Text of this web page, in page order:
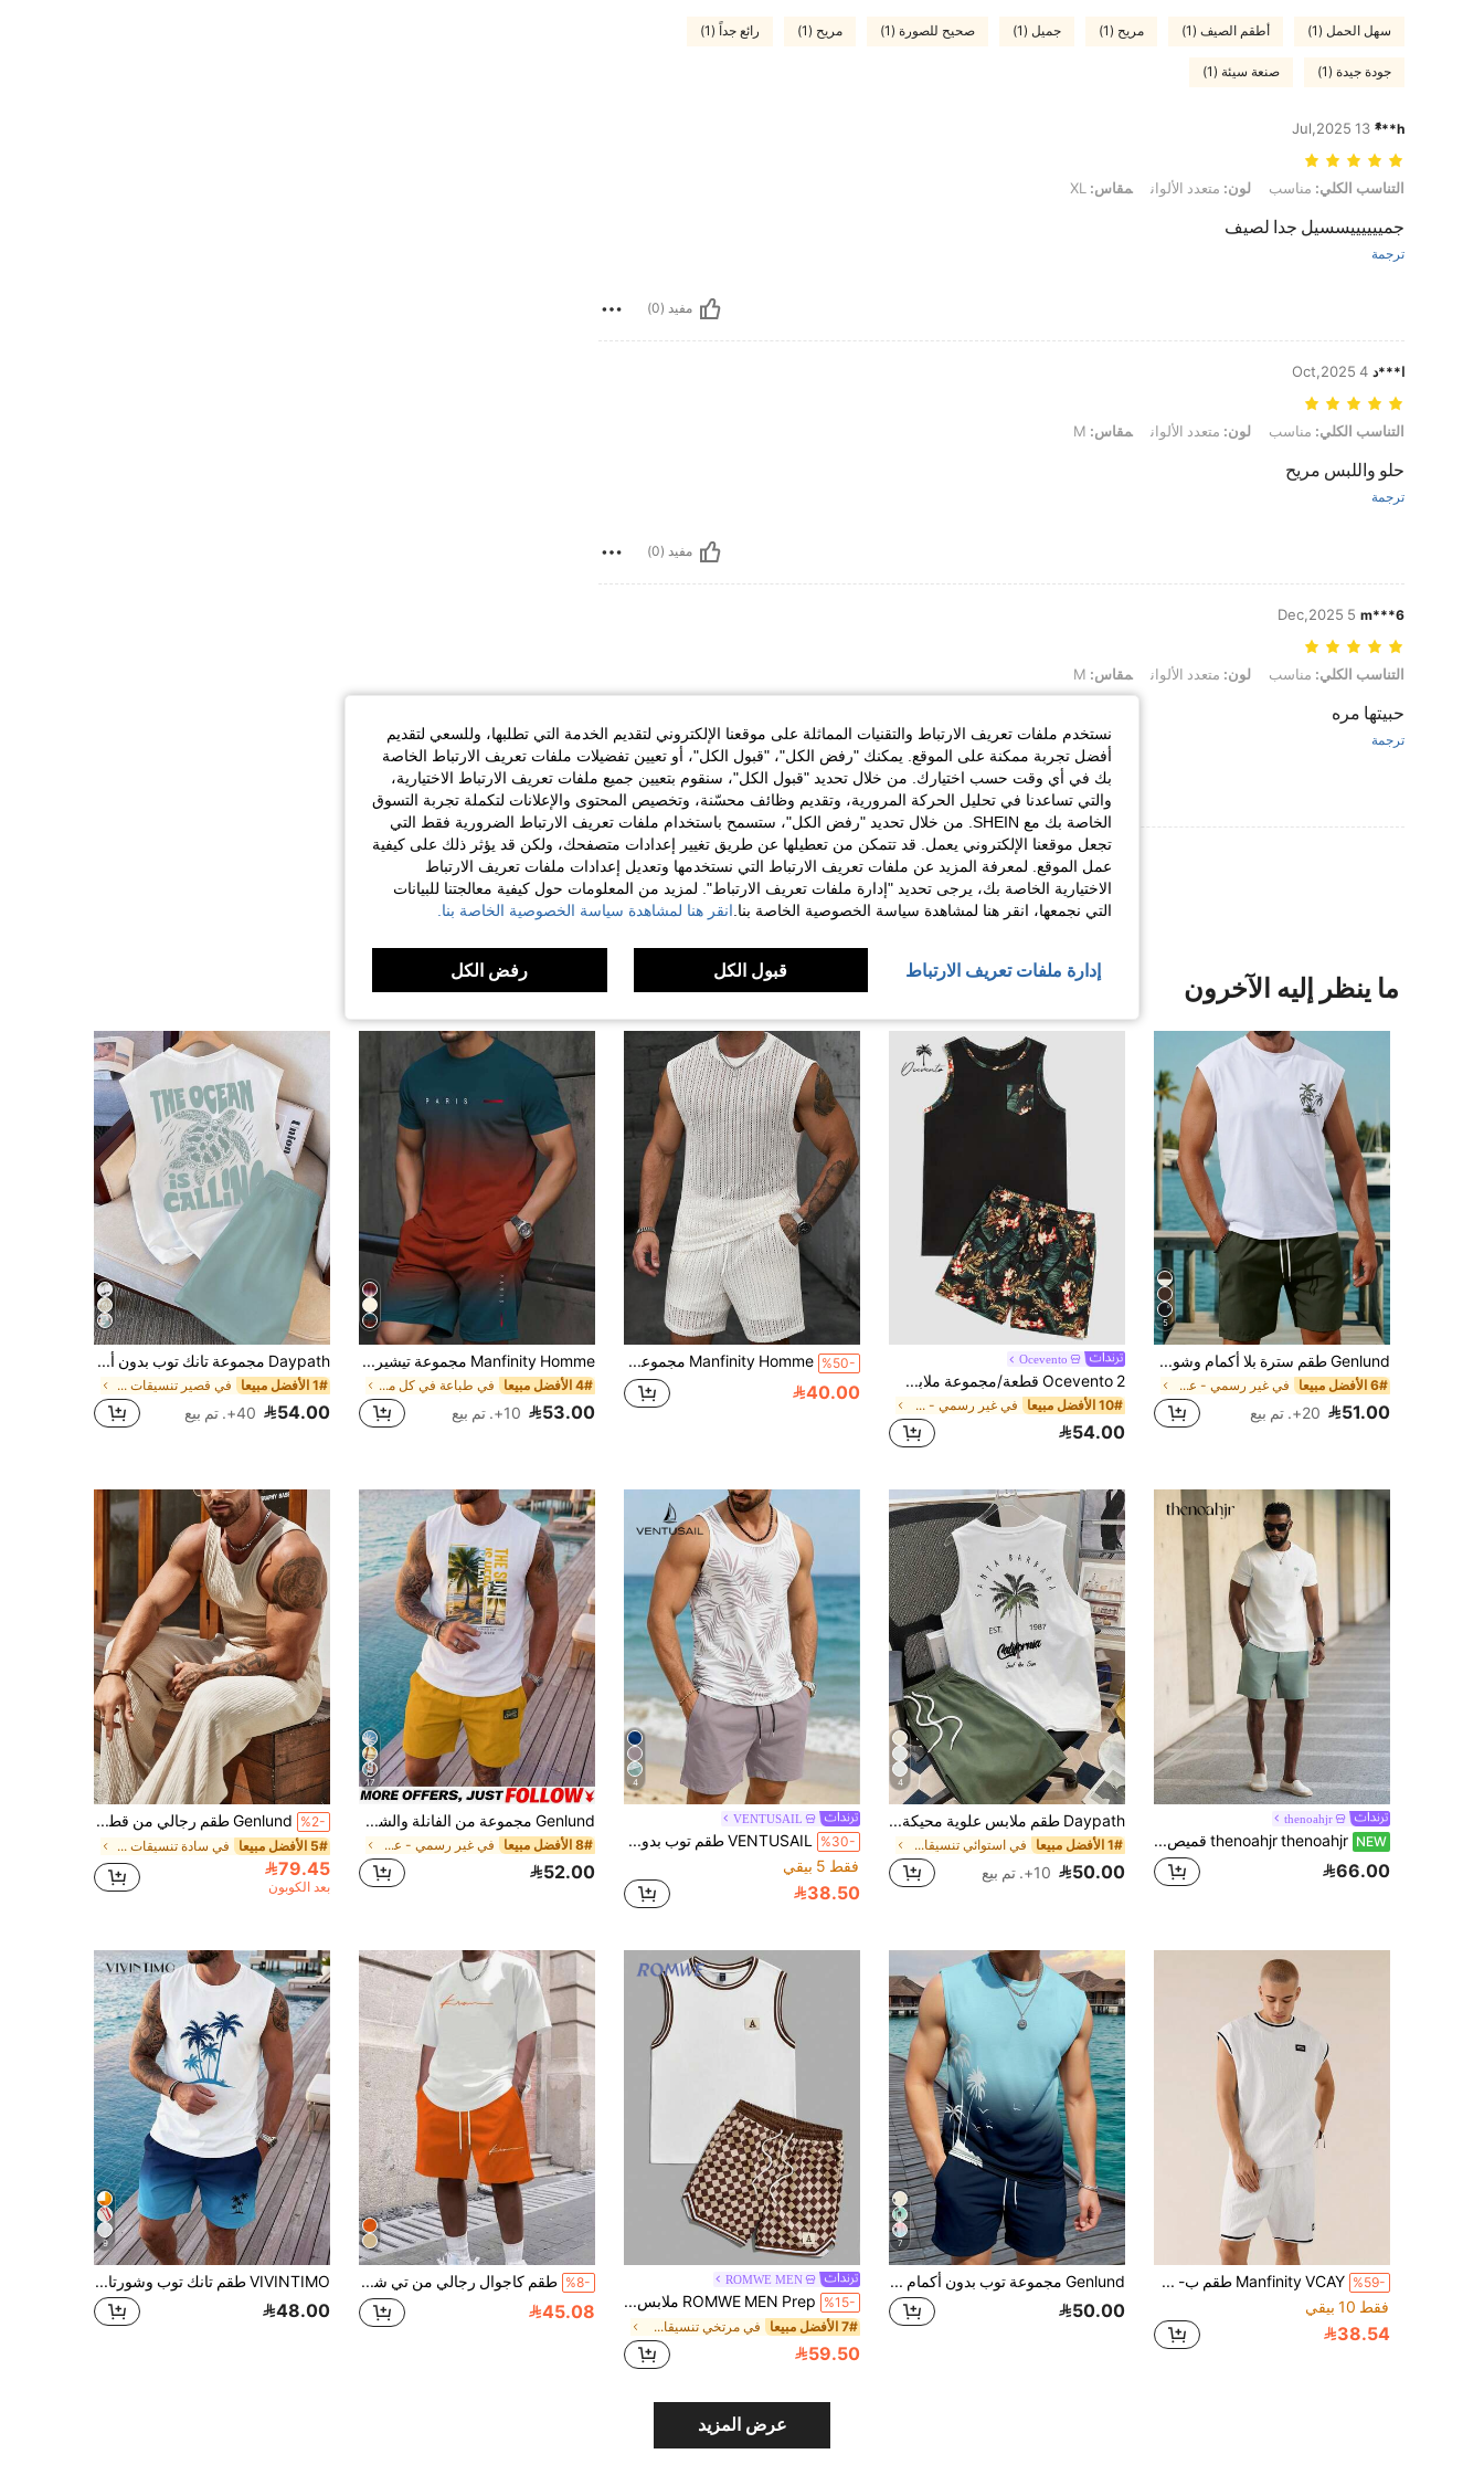
سهل الحمل (1) أطقم الصيف (1) مريح (1) جميل (1) صحيح للصورة (1) مريح (1) رائع جداً (1)
جودة جيدة (1) صنعة سيئة (1)
h***ً 13 Jul,2025
التناسب الكلي: مناسب, لون: متعدد الألوان, مقاس: XL
التناسب الكلي: مناسب لون: متعدد الألوان مقاس:
جمييييييسسيل جدا لصيف
ترجمة
مفيد (0)
ا***د 4 Oct,2025
التناسب الكلي: مناسب, لون: متعدد الألوان, مقاس: M
التناسب الكلي: مناسب لون: متعدد الألوان مقاس:
حلو واللبس مريح
ترجمة
مفيد (0)
m***6
5 Dec,2025
التناسب الكلي: مناسب, لون: متعدد الألوان, مقاس: M
التناسب الكلي: مناسب لون: متعدد الألوان مقاس:
حبيتها مره
ترجمة
مفيد (0)
عرض المزيد من المراجعات
ما ينظر إليه الآخرون
5
Genlund طقم سترة بلا أكمام وشورت بطباعة بسيطة بطراز العطلات للرجال، ملابس مريحة، عطلة
6# الأفضل مبيعا في غير رسمي - عطلة غير رسمي تنسيقات قمصان الرجال ب
51.00 20+. تم بيع
Ocevento
Ocevento 2 قطعة/مجموعة ملابس رجالية محبوكة عصرية للاستخدام اليومي والترفيه والشاطئ والتزلج على الأمواج والعطلات، بنمط الأزهار والأوراق، توب بدون أكمام وشورت، هدايا عيد الأب المريحة، كرة القدم
10# الأفضل مبيعا في غير رسمي - عطلة غير رسمي تنسيقات قمصان الرجال ب
54.00
%50- Manfinity Homme مجموعة من قطعتين للرجال تتكون من سترة ذات رقبة دائرية مصنوعة من قماش جاكارد مفرغ وشورت ذو خصر مطاطي قابل للسحب، مناسبة للرجال في المناسبات الرسمية وغير الرسمية والرياضة والمكتب، بتصميم كلاسيكي ياباني، مناسبة للارتداء الشخصي أو كهدية للأصدقاء، مناسبة للربيع والصيف
40.00
Manfinity Homme مجموعة تيشيرت كاجوال كم قصير بطباعة حرفية وشورت خصر مربوط 2 قطعة للرجال
4# الأفضل مبيعا في طباعة في كل مكان تنسيقات قمصان الرجال
53.00 10+. تم بيع
Daypath مجموعة تانك توب بدون أكمام وشورت مطبوع بطبعة سلحفاة البحر "نداء المحيط" للرجال، قصة فضفاضة للارتداء الخارجي في الصيف، ملابس شاطئ صيفية مريحة، ملابس عطلات
1# الأفضل مبيعا في قصير تنسيقات قمصان الرجال بدون أكمام
54.00 40+. تم بيع
thenoahjr
NEW thenoahjr thenoahjr قميص كم قصير مطبوع برسم أشجار جوز الهند ذو ألوان متباينة وشورت خصر رباط، هدية للصديق، ملابس صيفية مريحة، أزواج
66.00
4
Daypath طقم ملابس علوية محيكة وشورت منسوج بنمط أشجار جوز الهند للرجال، طقم ملابس رجالي مكون من قطعتين، مناسب للصيف والخروجات والسباحة والتزلج على الأمواج
1# الأفضل مبيعا في استوائي تنسيقات قمصان الرجال بدون أكمام
50.00 10+. تم بيع
4
VENTUSAIL
%30-
VENTUSAIL طقم توب بدون أكمام وشورتات محبوكة للرجال، ملابس بأسلوب كاجوال للعطلات، توب بدون أكمام بطبعة أوراق النخيل وشورتات برباط، ملابس مريحة للرجال للارتداء الكاجوال في العطلات
فقط 5 بيقي
38.50
17
Genlund مجموعة من الفانلة والشورت المطبوعة بصورة شجرة جوز الهند والحروف للرجال، طقم عصري مناسب للعطلات الصيفية والمواعدة والحفلات، هدية مثالية لصديقك في أيام الشاطئ
8# الأفضل مبيعا في غير رسمي - عطلة غير رسمي تنسيقات قمصان الرجال ب
52.00
%2- Genlund طقم رجالي من قطعتين: تانك توب سادة وبنطلون، ملابس عضلات رجالية، ملابس رجالية بدون أكمام، للعطلات
5# الأفضل مبيعا في سادة تنسيقات قمصان الرجال بدون أكمام
79.45
بعد الكوبون
%59-
Manfinity VCAY طقم ب- 2 قطعة للرجال من سترة محبوكة وسرفيل بدون أكمام بقصة فضفاضة للاستخدام اليومي الكاجوال ، وشورت مستقيم الساق بخصر مطاطي
فقط 10 بيقي
38.54
7
Genlund مجموعة توب بدون أكمام برقبة دائرية مطبوع بنمط شجر النخيل بتدرج لوني وشورت بخصر برباط وجيوب للرجال، للعطلات
50.00
ROMWE MEN
%15- ROMWE MEN Prep ملابس علوية الخزان المزين بالخطوط وشورت للرجال طقم 2قطعة/مجموعة، مدرسي
7# الأفضل مبيعا في مرتخي تنسيقات قمصان الرجال بدون أكمام
59.50
%8- طقم كاجوال رجالي من تي شيرت برقبة دائرية وأكمام قصيرة مطبوع عليه حروف وشورت
45.08
9
VIVINTIMO طقم تانك توب وشورتات رجالي مقاس قياسي بطبعة شجرة النخيل، مناسب للعطلات
48.00
عرض المزيد
نستخدم ملفات تعريف الارتباط والتقنيات المماثلة على موقعنا الإلكتروني لتقديم الخدمة التي تطلبها، وللسعي لتقديم
أفضل تجربة ممكنة على الموقع. يمكنك "رفض الكل"، "قبول الكل"، أو تعيين تفضيلات ملفات تعريف الارتباط الخاصة
بك في أي وقت حسب اختيارك. من خلال تحديد "قبول الكل"، سنقوم بتعيين جميع ملفات تعريف الارتباط الاختيارية،
والتي تساعدنا في تحليل الحركة المرورية، وتقديم وظائف محسّنة، وتخصيص المحتوى والإعلانات لتكملة تجربة التسوق
الخاصة بك مع SHEIN. من خلال تحديد "رفض الكل"، ستسمح باستخدام ملفات تعريف الارتباط الضرورية فقط التي
تجعل موقعنا الإلكتروني يعمل. قد تتمكن من تعطيلها عن طريق تغيير إعدادات متصفحك، ولكن قد يؤثر ذلك على كيفية
عمل الموقع. لمعرفة المزيد عن ملفات تعريف الارتباط التي نستخدمها وتعديل إعدادات ملفات تعريف الارتباط
الاختيارية الخاصة بك، يرجى تحديد "إدارة ملفات تعريف الارتباط". لمزيد من المعلومات حول كيفية معالجتنا للبيانات
التي نجمعها، انقر هنا لمشاهدة سياسة الخصوصية الخاصة بنا. انقر هنا لمشاهدة سياسة الخصوصية الخاصة بنا.
إدارة ملفات تعريف الارتباط قبول الكل رفض الكل